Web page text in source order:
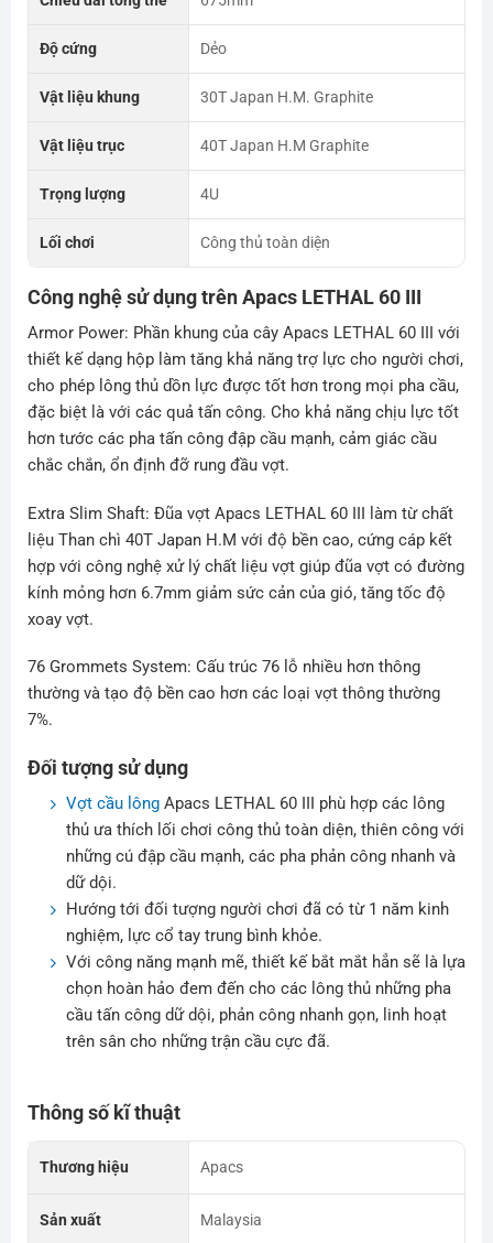
Độ cứng Dẻo
Vật liệu khung 30T Japan H.M. Graphite
Vật liệu trục 40T Japan H.M Graphite
Trọng lượng 4U
Lối chơi Công thủ toàn diện
Công nghệ sử dụng trên Apacs LETHAL 60 III
Armor Power: Phần khung của cây Apacs LETHAL 60 III với
thiết kế dạng hộp làm tăng khả năng trợ lực cho người chơi,
cho phép lông thủ dồn lực được tốt hơn trong mọi pha cầu,
đặc biệt là với các quả tấn công. Cho khả năng chịu lực tốt
hơn tước các pha tấn công đập cầu mạnh, cảm giác cầu
chắc chắn, ổn định đỡ rung đầu vợt.
Extra Slim Shaft: Đũa vợt Apacs LETHAL 60 III làm từ chất
liệu Than chì 40T Japan H.M với độ bền cao, cứng cáp kết
hợp với công nghệ xử lý chất liệu vợt giúp đũa vợt có đường
kính mỏng hơn 6.7mm giảm sức cản của gió, tăng tốc độ
xoay vợt.
76 Grommets System: Cấu trúc 76 lỗ nhiều hơn thông
thường và tạo độ bền cao hơn các loại vợt thông thường
7%.
Đối tượng sử dụng
Vợt cầu lôngApacs LETHAL 60 III phù hợp các lông
thủ ưa thích lối chơi công thủ toàn diện, thiên công với
những cú đập cầu mạnh, các pha phản công nhanh và
dữ dội.
Hướng tới đối tượng người chơi đã có từ 1 năm kinh
nghiệm, lực cổ tay trung bình khỏe.
Với công năng mạnh mẽ, thiết kế bắt mắt hẳn sẽ là lựa
chọn hoàn hảo đem đến cho các lông thủ những pha
cầu tấn công dữ dội, phản công nhanh gọn, linh hoạt
trên sân cho những trận cầu cực đã.
Thông số kĩ thuật
Thương hiệu Apacs
Sản xuất Malaysia